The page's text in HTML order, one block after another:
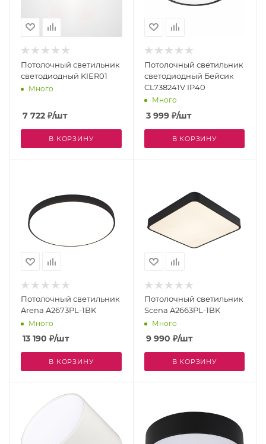
Потолочный светильник
светодиодный KIER01
Много
7 722 ₽/шт
В КОРЗИНУ
Потолочный светильник
светодиодный Бейсик
CL738241V IP40
Много
3 999₽/шт
В КОРЗИНУ
Потолочный светильник
Arena A2673PL-1BK
Много
13 190 ₽/шт
В КОРЗИНУ
Потолочный светильник
Scena A2663PL-1BK
Много
9 990 ₽/шт
В КОРЗИНУ